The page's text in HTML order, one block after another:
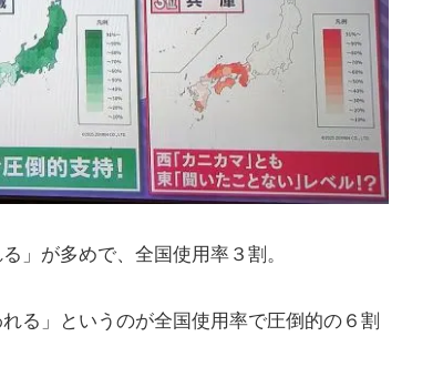
」が多めで、全国使用率３割。
る」というのが全国使用率で圧倒的の６割